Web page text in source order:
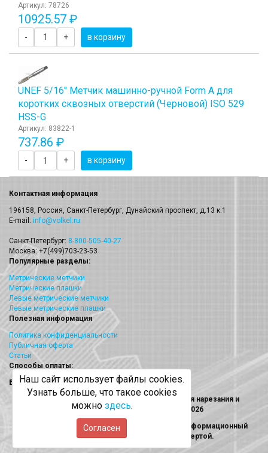
Артикул: 78726
10925.57 ₽
- + в корзину
UNEF 5/16" Метчик машинно-ручной Form A для
коротких сквозных отверстий (Черновой) ISO 529
HSS-G
Артикул: 83822-1
737.86 ₽
- + в корзину
Контактная информация
196158, Россия, Санкт-Петербург, Дунайский проспект, д.13 к.1
E-mail: info@volkel.ru
Санкт-Петербург: 8-800-505-40-27
Москва: +7(499)703-23-53
Популярные разделы:
Метрические метчики
Метрические плашки
Левые метрические метчики
Левые метрические плашки
Полезная информация
Политика конфиденциальности
Публичная оферта
Статьи
Способы оплаты:
Безналичный платеж
Volkel (Волкел) метчики, плашки, наборы для нарезания и
восстановления резьбы © 2013 - 2026
Информация на сайте носит исключительно информационный
характер и не является публичной офертой.
Наш сайт использует файлы cookies.
Узнать больше, что такое cookies
можно здесь.
Согласен